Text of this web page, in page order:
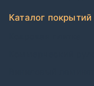
Каталог покрытий